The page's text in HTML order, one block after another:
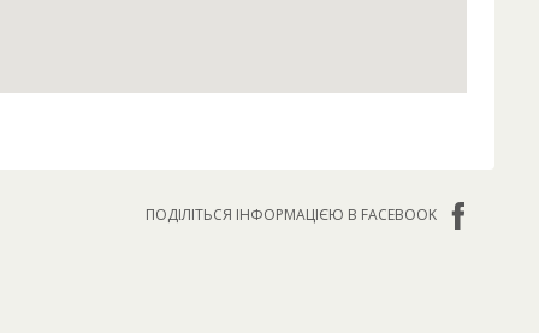
ПОДІЛІТЬСЯ ІНФОРМАЦІЄЮ В FACEBOOK